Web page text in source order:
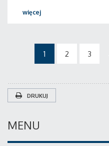
więcej
1 2 3
DRUKUJ
MENU